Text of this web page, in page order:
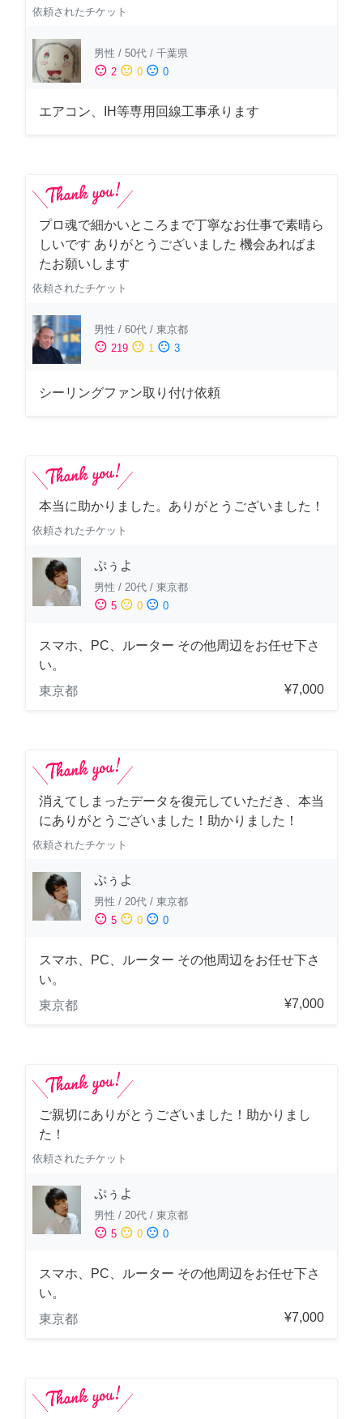
依頼されたチケット
男性 / 50代 / 千葉県
sentiment_satisfied 2 sentiment_neutral 0 sentiment_dissatisfied 0
エアコン、IH等専用回線工事承ります
プロ魂で細かいところまで丁寧なお仕事で素晴ら
しいです ありがとうございました 機会あればま
たお願いします
依頼されたチケット
男性 / 60代 / 東京都
sentiment_satisfied 219 sentiment_neutral 1 sentiment_dissatisfied 3
シーリングファン取り付け依頼
本当に助かりました。ありがとうございました！
依頼されたチケット
ぷぅよ
男性 / 20代 / 東京都
sentiment_satisfied 5 sentiment_neutral 0 sentiment_dissatisfied 0
スマホ、PC、ルーター その他周辺をお任せ下さ
い。
東京都
¥7,000
消えてしまったデータを復元していただき、本当
にありがとうございました！助かりました！
依頼されたチケット
ぷぅよ
男性 / 20代 / 東京都
sentiment_satisfied 5 sentiment_neutral 0 sentiment_dissatisfied 0
スマホ、PC、ルーター その他周辺をお任せ下さ
い。
東京都
¥7,000
ご親切にありがとうございました！助かりまし
た！
依頼されたチケット
ぷぅよ
男性 / 20代 / 東京都
sentiment_satisfied 5 sentiment_neutral 0 sentiment_dissatisfied 0
スマホ、PC、ルーター その他周辺をお任せ下さ
い。
東京都
¥7,000